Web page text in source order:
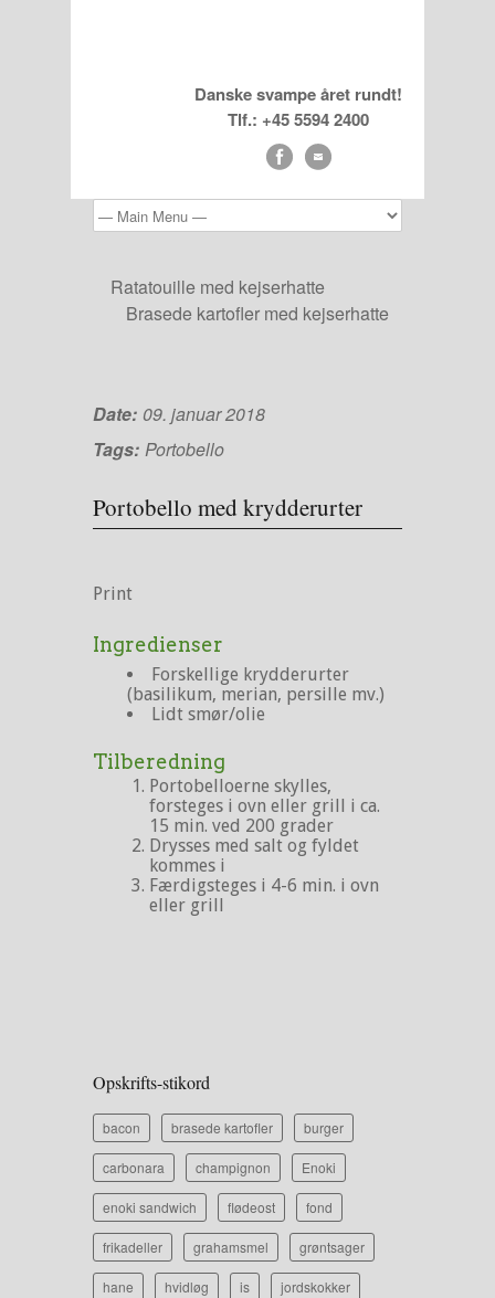
Danske svampe året rundt!
Tlf.: +45 5594 2400
Ratatouille med kejserhatte
Brasede kartofler med kejserhatte
Date: 09. januar 2018
Tags: Portobello
Portobello med krydderurter
Print
Ingredienser
Forskellige krydderurter
(basilikum, merian, persille mv.)
Lidt smør/olie
Tilberedning
Portobelloerne skylles,
forsteges i ovn eller grill i ca.
15 min. ved 200 grader
Drysses med salt og fyldet
kommes i
Færdigsteges i 4-6 min. i ovn
eller grill
Opskrifts-stikord
bacon brasede kartofler burger
carbonara champignon Enoki
enoki sandwich flødeost fond
frikadeller grahamsmel grøntsager
hane hvidløg is jordskokker